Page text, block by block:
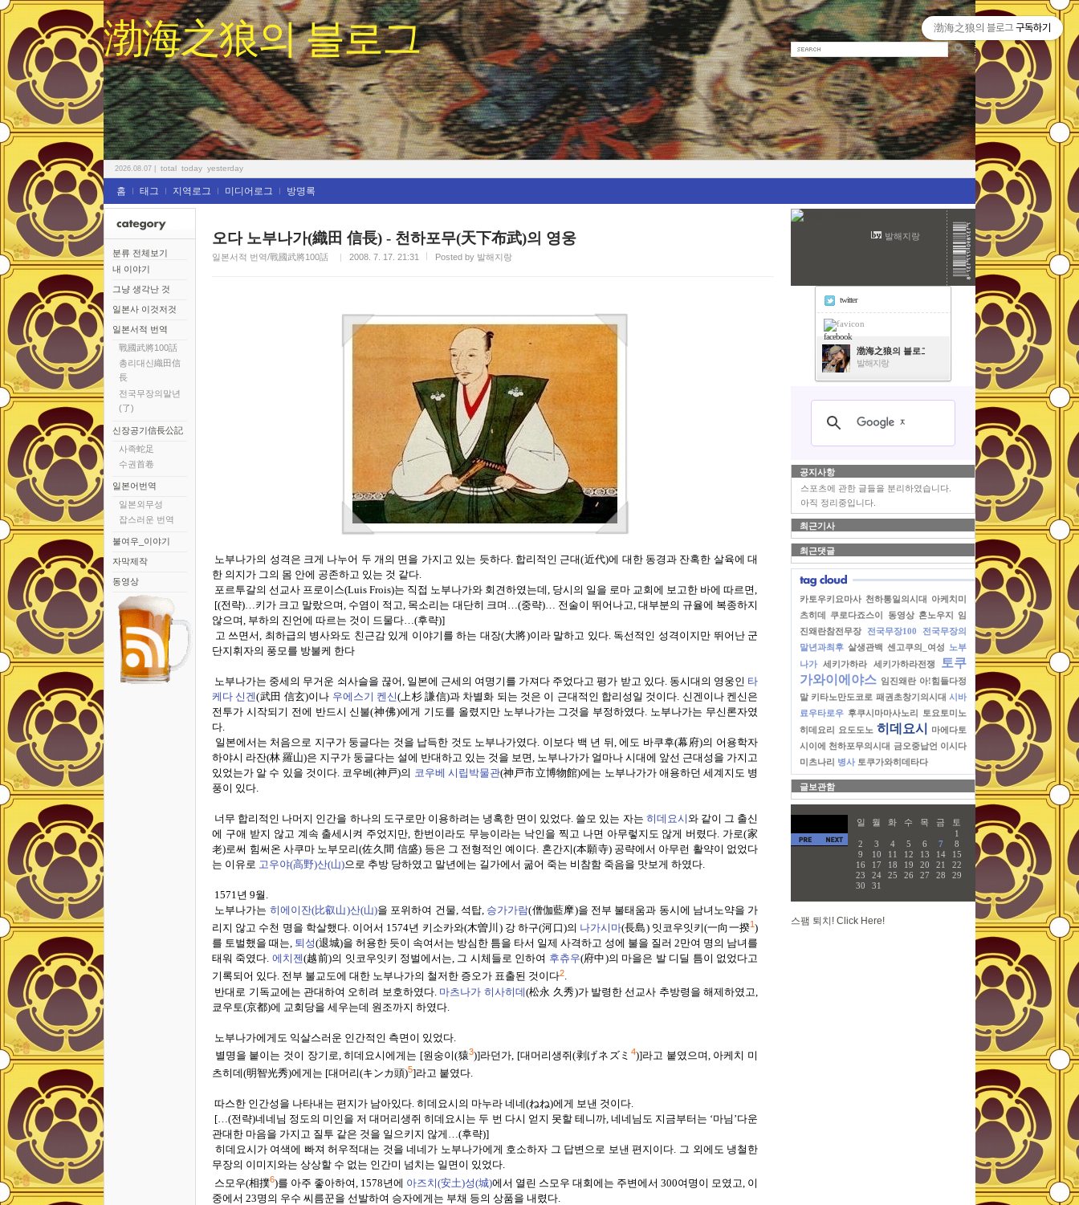
渤海之狼의 블로그
2026.08.07 total today yesterday
홈 태그 지역로그 미디어로그 방명록
분류 전체보기
내 이야기
그냥 생각난 것
일본사 이것저것
일본서적 번역
戰國武將100話
총리대신織田信
長
전국무장의말년
(了)
신장공기信長公記
사족蛇足
수권首卷
일본어번역
일본외무성
잡스러운 번역
불여우_이야기
자막제작
동영상
오다 노부나가(織田 信長) - 천하포무(天下布武)의 영웅
일본서적 번역/戰國武將100話 2008. 7. 17. 21:31 Posted by 발해지랑
노부나가의 성격은 크게 나누어 두 개의 면을 가지고 있는 듯하다. 합리적인 근대(近代)에 대한 동경과 잔혹한 살육에 대
한 의지가 그의 몸 안에 공존하고 있는 것 같다.
포르투갈의 선교사 프로이스(Luis Frois)는 직접 노부나가와 회견하였는데, 당시의 일을 로마 교회에 보고한 바에 따르면,
[(전략)…키가 크고 말랐으며, 수염이 적고, 목소리는 대단히 크며 …(중략)… 전술이 뛰어나고, 대부분의 규율에 복종하지
않으며, 부하의 진언에 따르는 것이 드물다…(후략)]
고 쓰면서, 최하급의 병사와도 친근감 있게 이야기를 하는 대장(大將)이라 말하고 있다. 독선적인 성격이지만 뛰어난 군
단지휘자의 풍모를 방불케 한다
노부나가는 중세의 무거운 쇠사슬을 끊어, 일본에 근세의 여명기를 가져다 주었다고 평가 받고 있다. 동시대의 영웅인 타
케다 신겐(武田 信玄)이나 우에스기 켄신(上杉 謙信)과 차별화 되는 것은 이 근대적인 합리성일 것이다. 신겐이나 켄신은
전투가 시작되기 전에 반드시 신불(神佛)에게 기도를 올렸지만 노부나가는 그것을 부정하였다. 노부나가는 무신론자였
다.
일본에서는 처음으로 지구가 둥글다는 것을 납득한 것도 노부나가였다. 이보다 백 년 뒤,에도 바쿠후(幕府)의 어용학자
하야시 라잔(林 羅山)은 지구가 둥글다는 설에 반대하고 있는 것을 보면, 노부나가가 얼마나 시대에 앞선 근대성을 가지고
있었는가 알 수 있을 것이다. 코우베(神戸)의 코우베 시립 박물관(神戸市立博物館)에는 노부나가가 애용하던 세계지도 병
풍이 있다.
너무 합리적인 나머지 인간을 하나의 도구로만 이용하려는 냉혹한 면이 있었다. 쓸모 있는 자는 히데요시와 같이 그 출신
에 구애 받지 않고 계속 출세시켜 주었지만, 한번이라도 무능이라는 낙인을 찍고 나면 아무렇지도 않게 버렸다. 가로(家
老)로써 힘써온 사쿠마 노부모리(佐久間 信盛) 등은 그 전형적인 예이다. 혼간지(本願寺) 공략에서 아무런 활약이 없었다
는 이유로 고우야(高野)산(山)으로 추방 당하였고 말년에는 길가에서 굶어 죽는 비참함 죽음을 맛보게 하였다.
1571년 9월 .
노부나가는 히에이잔(比叡山)산(山)을 포위하여 건물, 석탑, 승가가람(僧伽藍摩)을 전부 불태움과 동시에 남녀노약을 가
리지 않고 수천 명을 학살했다. 이어서 1574년 키소카와(木曽川 ) 강 하구(河口)의 나가시마(長島) 잇코우잇키(一向一揆1)
를 토벌했을 때는, 퇴성(退城)을 허용한 듯이 속여서는 방심한 틈을 타서 일제 사격하고 성에 불을 질러 2만여 명의 남녀를
태워 죽였다. 에치젠(越前)의 잇코우잇키 정벌에서는, 그 시체들로 인하여 후츄우(府中)의 마을은 발 디딜 틈이 없었다고
기록되어 있다. 전부 불교도에 대한 노부나가의 철저한 증오가 표출된 것이다2.
반대로 기독교에는 관대하여 오히려 보호하였다. 마츠나가 히사히데(松永 久秀)가 발령한 선교사 추방령을 해제하였고
쿄우토(京都)에 교회당을 세우는데 원조까지 하였다
노부나가에게도 익살스러운 인간적인 측면이 있었다
별명을 붙이는 것이 장기로 ,히데요시에게는 [원숭이(猿3)]라던가 , [대머리생쥐(剥げネズミ4)]라고 붙였으며 아케치 미
츠히데(明智光秀)에게는 [대머리(キンカ頭)5]라고 붙였다.
따스한 인간성을 나타내는 편지가 남아있다. 히데요시의 마누라 네네(ねね)에게 보낸 것이다.
[…(전략)네네님 정도의 미인을 저 대머리생쥐 히데요시는 두 번 다시 얻지 못할 테니까, 네네님도 지금부터는 ‘마님 ’다운
관대한 마음을 가지고 질투 같은 것을 일으키지 않게 …(후략)]
히데요시가 여색에 빠져 허우적대는 것을 네네가 노부나가에게 호소하자 그 답변으로 보낸 편지이다. 그 외에도 냉철한
무장의 이미지와는 상상할 수 없는 인간미 넘치는 일면이 있었다.
스모우(相撲6)를 아주 좋아하여 , 1578년에 아즈치(安土)성(城)에서 열린 스모우 대회에는 주변에서 300여명이 모였고 이
중에서 23명의 우수 씨름꾼을 선발하여 승자에게는 부채 등의 상품을 내렸다
발해지랑
twitter
facebook
渤海之狼의 블로그
발해지랑
공지사항
스포츠에 관한 글들을 분리하였습니다.
아직 정리중입니다.
최근기사
최근댓글
카토우키요마사 천하통일의시대 아케치미
츠히데 쿠로다죠스이 동영상 혼노우지 임
진왜란참전무장
전국무장100
전국무장의
말년과최후 살생관백 센고쿠의_여성
노부
나가
세키가하라 세키가하라전쟁
토쿠
가와이에야스 임진왜란 아!힘들다정
말 키타노만도코로 패권초창기의시대 시바
료우타로우 후쿠시마마사노리
토요토미노
히데요리 요도도노 히데요시
마에다토
시이에 천하포무의시대 금오중납언 이시다
미츠나리 병사 토쿠가와히데타다
글보관함
일 월 화 수 목 금
토
1
2
3 4 5 6 7
8
9
10 11 12 13 14
15
16
17 18 19 20 21
22
23
24 25 26 27 28
29
30
31
스팸 퇴치! Click Here!
渤海之狼의 블로그 구독하기